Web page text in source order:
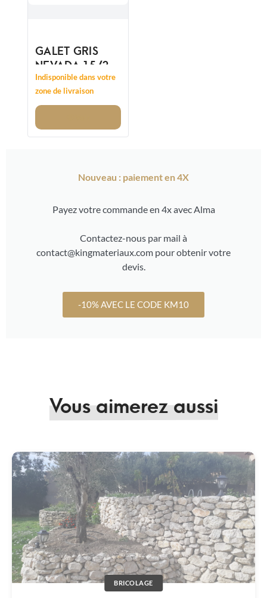
GALET GRIS
NEVADA 15/25
- REMPLACE
12/20MM
Indisponible dans votre
zone de livraison
Nouveau : paiement en 4X
Payez votre commande en 4x avec Alma
Contactez-nous par mail à
contact@kingmateriaux.com pour obtenir votre
devis.
-10% AVEC LE CODE KM10
Vous aimerez aussi
BRICOLAGE